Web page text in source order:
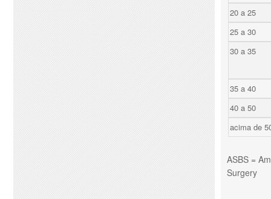
20 a 25
25 a 30
30 a 35
35 a 40
40 a 50
acima de
ASBS =
Surgery